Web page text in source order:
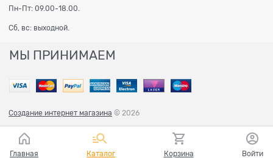
Пн-Пт: 09.00-18.00.
Сб, вс: выходной.
МЫ ПРИНИМАЕМ
Создание интернет магазина © 2026
Главная Каталог Корзина Войти